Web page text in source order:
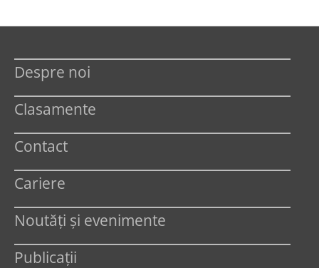
Despre noi
Clasamente
Contact
Cariere
Noutăți și evenimente
Publicații